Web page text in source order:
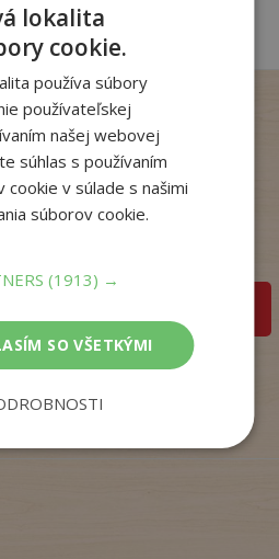
Kým Paríž spal
lokalita
cookie.
používa súbory
používateľskej
našej webovej
súhlas s používaním
cookie v súlade s našimi
súborov cookie.
(1913) →
SO VŠETKÝMI